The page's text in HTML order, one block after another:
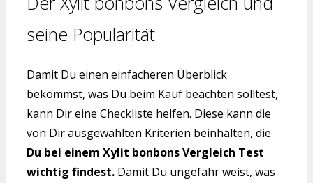
seine Popularität
Damit Du einen einfacheren Überblick
bekommst, was Du beim Kauf beachten solltest,
kann Dir eine Checkliste helfen. Diese kann die
von Dir ausgewählten Kriterien beinhalten, die
Du bei einem Xylit bonbons Vergleich Test
wichtig findest. Damit Du ungefähr weist, was